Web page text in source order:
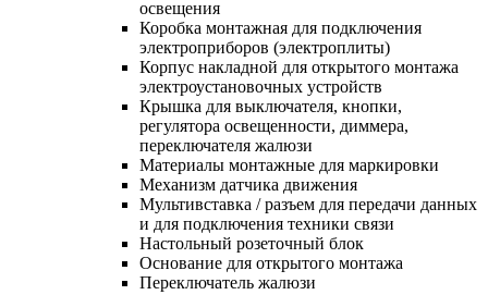
освещения
Коробка монтажная для подключения
электроприборов (электроплиты)
Корпус накладной для открытого монтажа
электроустановочных устройств
Крышка для выключателя, кнопки,
регулятора освещенности, диммера,
переключателя жалюзи
Материалы монтажные для маркировки
Механизм датчика движения
Мультивставка / разъем для передачи данных
и для подключения техники связи
Настольный розеточный блок
Основание для открытого монтажа
Переключатель жалюзи